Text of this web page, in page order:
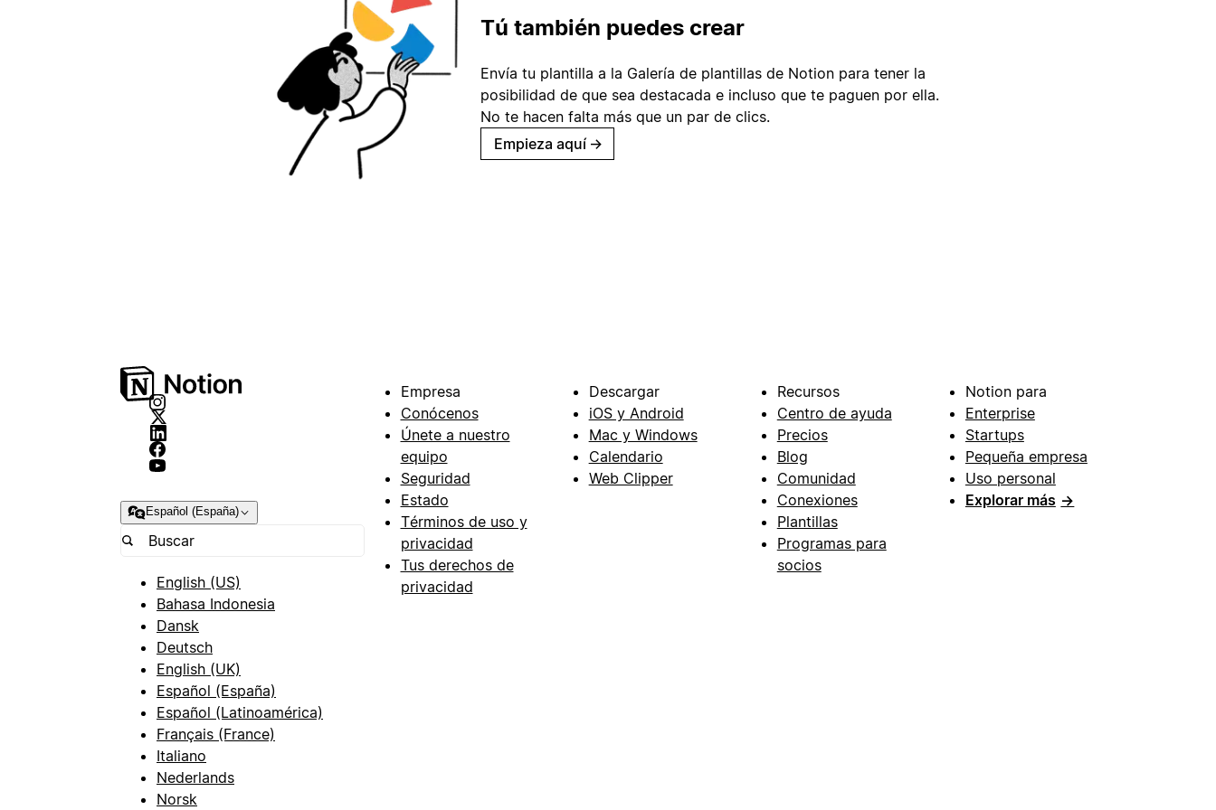
Tú también puedes crear
Envía tu plantilla a la Galería de plantillas de Notion para tener la
posibilidad de que sea destacada e incluso que te paguen por ella.
No te hacen falta más que un par de clics.
Empieza aquí →
Español (España)
English (US)
Bahasa Indonesia
Dansk
Deutsch
English (UK)
Español (España)
Español (Latinoamérica)
Français (France)
Italiano
Nederlands
Norsk
Empresa
Conócenos
Únete a nuestro
equipo
Seguridad
Estado
Términos de uso y
privacidad
Tus derechos de
privacidad
Descargar
iOS y Android
Mac y Windows
Calendario
Web Clipper
Recursos
Centro de ayuda
Precios
Blog
Comunidad
Conexiones
Plantillas
Programas para
socios
Notion para
Enterprise
Startups
Pequeña empresa
Uso personal
Explorar más →